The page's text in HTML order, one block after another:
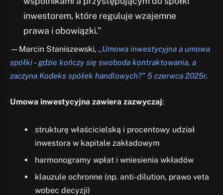
inwestorem, które reguluje wzajemne
prawa i obowiązki.”
—Marcin Staniszewski, „Umowa inwestycyjna a umowa
spółki – gdzie kończy się swoboda kontraktowania, a
zaczyna Kodeks spółek handlowych?” 5 czerwca 2025r.
Umowa inwestycyjna zawiera zazwyczaj:
strukturę właścicielską i procentowy udział
inwestora w kapitale zakładowym
harmonogramy wpłat i wniesienia wkładów
klauzule ochronne (np. anti-dilution, prawo veta
wobec decyzji)